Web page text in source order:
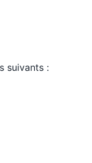
suivants :